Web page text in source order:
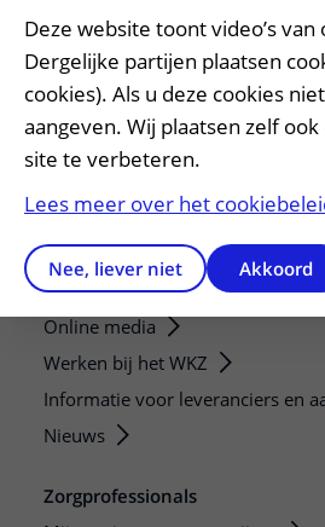
Regels en rechten
Meedoen aan wetenschappelijk
Samenwerken met patiënten
Clientenraad
Pers en externen
Persvoorlichting
Online media
Werken bij het WKZ
Informatie voor leveranciers en
Nieuws
Zorgprofessionals
Deze website toont video’s van
Dergelijke partijen plaatsen
cookies). Als u deze cookies
aangeven. Wij plaatsen zelf
site te verbeteren.
Lees meer over het
Nee, liever niet Akkoord